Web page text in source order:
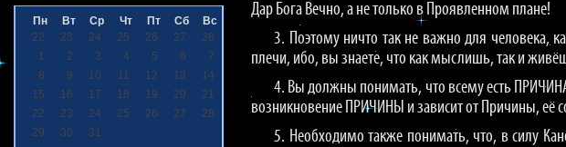
Пн Вт Ср Чт Пт Сб
Вс
22
23 24 25 26 27
28
1
2 3 4 5 6
7
8
9 10 11 12 13
14
15
16 17 18 19 20
21
22
23 24 25 26 27
28
29
30 31
Дар Бога Вечно, а не только в Проявленном плане!
3. Поэтому ничто так не важно для человека,
плечи, ибо, вы знаете, что как мыслишь, так и
4. Вы должны понимать, что всему есть
возникновение ПРИЧИНЫ и зависит от Причины, её
5. Необходимо также понимать, что, в силу